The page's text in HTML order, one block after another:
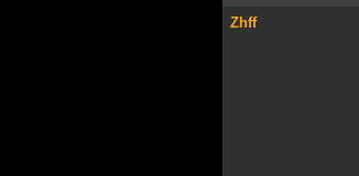
Zhff